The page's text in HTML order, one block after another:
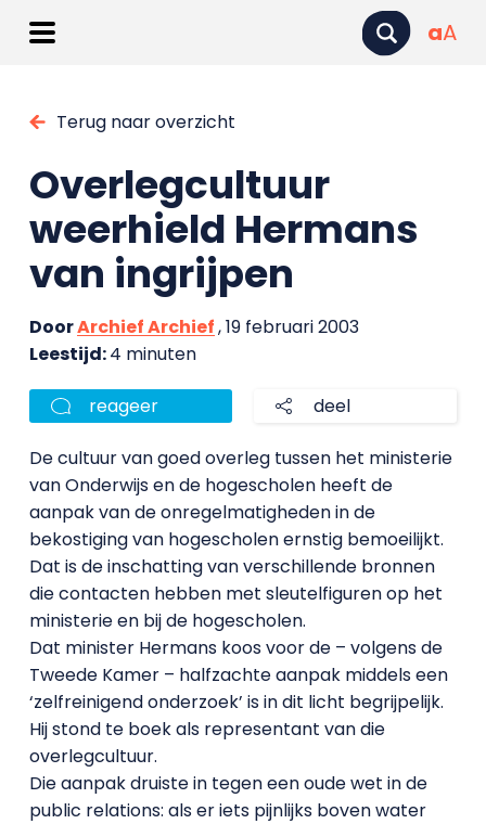
aA
Terug naar overzicht
Overlegcultuur
weerhield Hermans
van ingrijpen
DoorArchief Archief, 19 februari 2003
Leestijd:4 minuten
reageer deel
De cultuur van goed overleg tussen het ministerie
van Onderwijs en de hogescholen heeft de
aanpak van de onregelmatigheden in de
bekostiging van hogescholen ernstig bemoeilijkt.
Dat is de inschatting van verschillende bronnen
die contacten hebben met sleutelfiguren op het
ministerie en bij de hogescholen.
Dat minister Hermans koos voor de – volgens de
Tweede Kamer – halfzachte aanpak middels een
‘zelfreinigend onderzoek’ is in dit licht begrijpelijk.
Hij stond te boek als representant van die
overlegcultuur.
Die aanpak druiste in tegen een oude wet in de
public relations: als er iets pijnlijks boven water